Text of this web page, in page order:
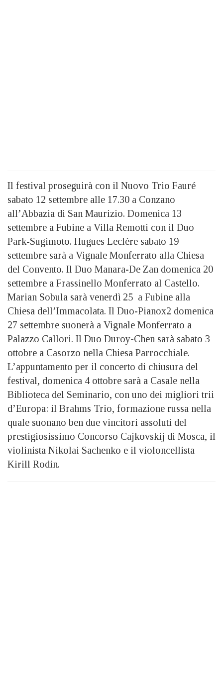
Il festival proseguirà con il Nuovo Trio Fauré
sabato 12 settembre alle 17.30 a Conzano
all’Abbazia di San Maurizio. Domenica 13
settembre a Fubine a Villa Remotti con il Duo
Park-Sugimoto. Hugues Leclère sabato 19
settembre sarà a Vignale Monferrato alla Chiesa
del Convento. Il Duo Manara-De Zan domenica 20
settembre a Frassinello Monferrato al Castello.
Marian Sobula sarà venerdì 25 a Fubine alla
Chiesa dell’Immacolata. Il Duo-Pianox2 domenica
27 settembre suonerà a Vignale Monferrato a
Palazzo Callori. Il Duo Duroy-Chen sarà sabato 3
ottobre a Casorzo nella Chiesa Parrocchiale.
L’appuntamento per il concerto di chiusura del
festival, domenica 4 ottobre sarà a Casale nella
Biblioteca del Seminario, con uno dei migliori trii
d’Europa: il Brahms Trio, formazione russa nella
quale suonano ben due vincitori assoluti del
prestigiosissimo Concorso Cajkovskij di Mosca, il
violinista Nikolai Sachenko e il violoncellista
Kirill Rodin.